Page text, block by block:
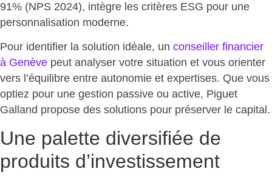
91% (NPS 2024), intègre les critères ESG pour une
personnalisation moderne.
Pour identifier la solution idéale, un conseiller financier
à Genève peut analyser votre situation et vous orienter
vers l’équilibre entre autonomie et expertises. Que vous
optiez pour une gestion passive ou active, Piguet
Galland propose des solutions pour préserver le capital .
Une palette diversifiée de
produits d’investissement